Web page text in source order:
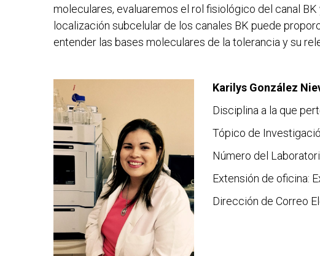
moleculares, evaluaremos el rol fisiológico del canal
localización subcelular de los canales BK puede
entender las bases moleculares de la tolerancia y su
Karilys González
Disciplina a la que
Tópico de
Número del
Extensión de oficina:
Dirección de Correo